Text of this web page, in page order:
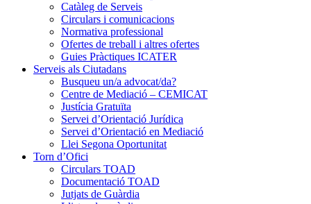
Catàleg de Serveis
Circulars i comunicacions
Normativa professional
Ofertes de treball i altres ofertes
Guies Pràctiques ICATER
Serveis als Ciutadans
Busqueu un/a advocat/da?
Centre de Mediació – CEMICAT
Justícia Gratuïta
Servei d’Orientació Jurídica
Servei d’Orientació en Mediació
Llei Segona Oportunitat
Torn d’Ofici
Circulars TOAD
Documentació TOAD
Jutjats de Guàrdia